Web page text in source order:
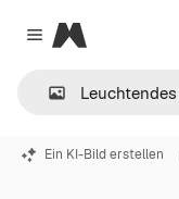
Close menu
Magnific
Ein KI-Bild erstellen